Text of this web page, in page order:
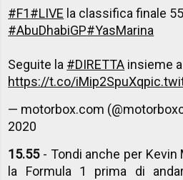
#F1#LIVE la classifica finale
#AbuDhabiGP#YasMarina
Seguite la #DIRETTA insieme
https://t.co/iMip2SpuXq
— motorbox.com
2020
15.55- Tondi anche per Kevin
la Formula 1 prima di